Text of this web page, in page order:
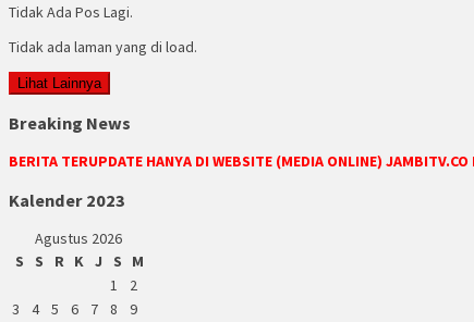
Tidak Ada Pos Lagi.
Tidak ada laman yang di load.
Lihat Lainnya
Breaking News
BERITA TERUPDATE HANYA DI WEBSITE (MEDIA ONLINE)
Kalender 2023
Agustus 2026
S
S R K J S
M
1
2
3
4 5 6 7 8
9